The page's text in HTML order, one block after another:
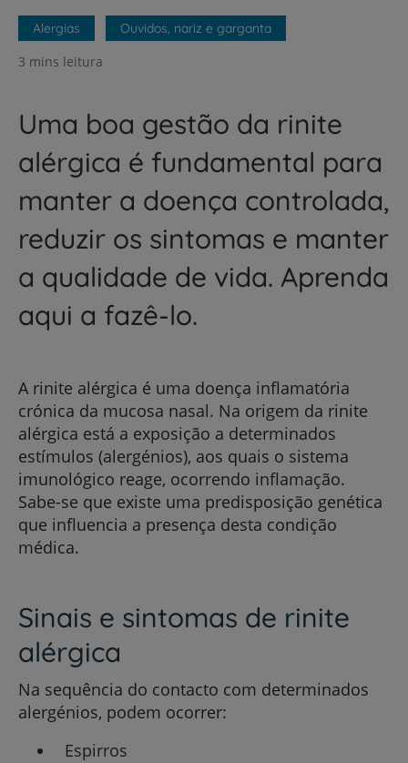
Alergias Ouvidos, nariz e garganta
3 mins leitura
Uma boa gestão da rinite
alérgica é fundamental para
manter a doença controlada,
reduzir os sintomas e manter
a qualidade de vida. Aprenda
aqui a fazê-lo.
A rinite alérgica é uma doença inflamatória
crónica da mucosa nasal. Na origem da rinite
alérgica está a exposição a determinados
estímulos (alergénios), aos quais o sistema
imunológico reage, ocorrendo inflamação.
Sabe-se que existe uma predisposição genética
que influencia a presença desta condição
médica.
Sinais e sintomas de rinite
alérgica
Na sequência do contacto com determinados
alergénios, podem ocorrer:
Espirros